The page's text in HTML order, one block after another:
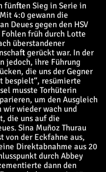
fünften Sieg in Serie in
4:0 gewann die
Deues gegen den HSV
früh durch Lotte
überstandener
gerückt war. In der
jedoch, ihre Führung
die uns der Gegner
bespielt“, resümierte
musste Torhüterin
um den Ausgleich
wir wieder wach und
die uns auf die
Sina Muñoz Thurau
der Eckfahne aus,
Direktabnahme aus 20
durch Abbey
dann den